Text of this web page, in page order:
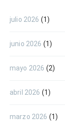
julio 2026 (1)
junio 2026 (1)
mayo 2026 (2)
abril 2026 (1)
marzo 2026 (1)